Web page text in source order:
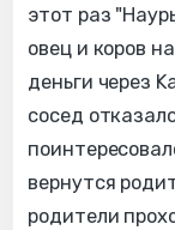
этот раз
овец и коров
деньги через
сосед
вернутся
родители